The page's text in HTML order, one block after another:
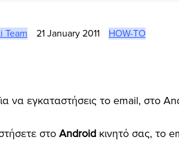
Team 21 January 2011 HOW-TO
να εγκαταστήσεις το email, στο
στο Android κινητό σας, το